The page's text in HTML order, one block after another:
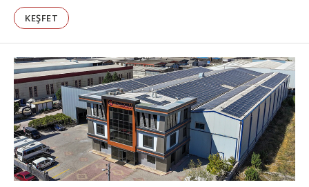
KEŞFET